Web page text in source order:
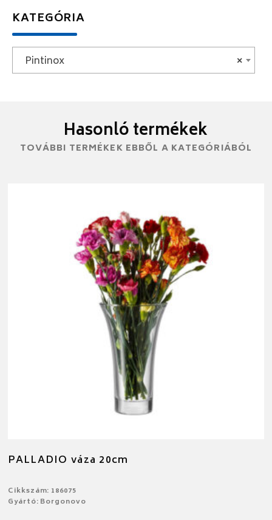
KATEGÓRIA
×
Pintinox
Hasonló termékek
TOVÁBBI TERMÉKEK EBBŐL A KATEGÓRIÁBÓL
PALLADIO váza 20cm
Cikkszám: 186075
Gyártó: Borgonovo